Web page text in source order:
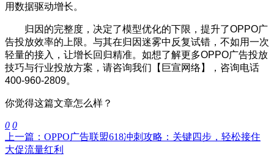
用数据驱动增长。
归因的完整度，决定了模型优化的下限，提升了OPPO广
告投放效率的上限。与其在归因迷雾中反复试错，不如用一次
轻量的接入，让增长回归精准。 如想了解更多OPPO广告投放
技巧与行业投放方案，请咨询我们【巨宣网络】，咨询电话
400-960-2809。
你觉得这篇文章怎么样？
0 0
上一篇：OPPO广告联盟618冲刺攻略：关键四步，轻松接住
大促流量红利